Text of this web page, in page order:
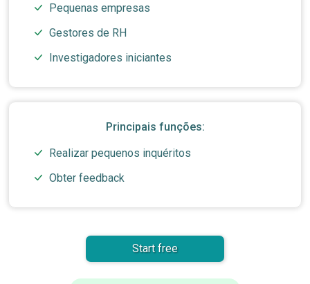
Pequenas empresas
Gestores de RH
Investigadores iniciantes
Principais funções:
Realizar pequenos inquéritos
Obter feedback
Start free